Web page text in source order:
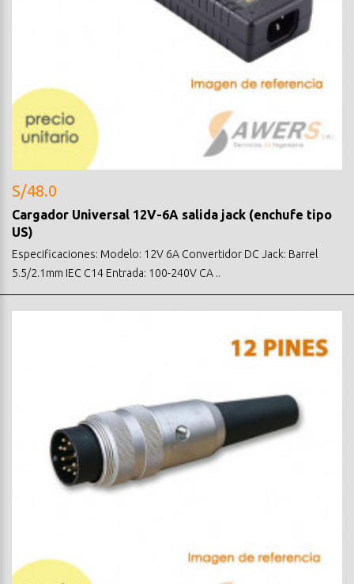
S/48.0
Cargador Universal 12V-6A salida jack (enchufe tipo
US)
Especificaciones: Modelo: 12V 6A Convertidor DC Jack: Barrel
5.5/2.1mm IEC C14 Entrada: 100-240V CA ..